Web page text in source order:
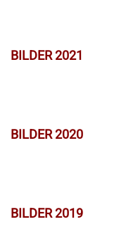
BILDER 2021
BILDER 2020
BILDER 2019